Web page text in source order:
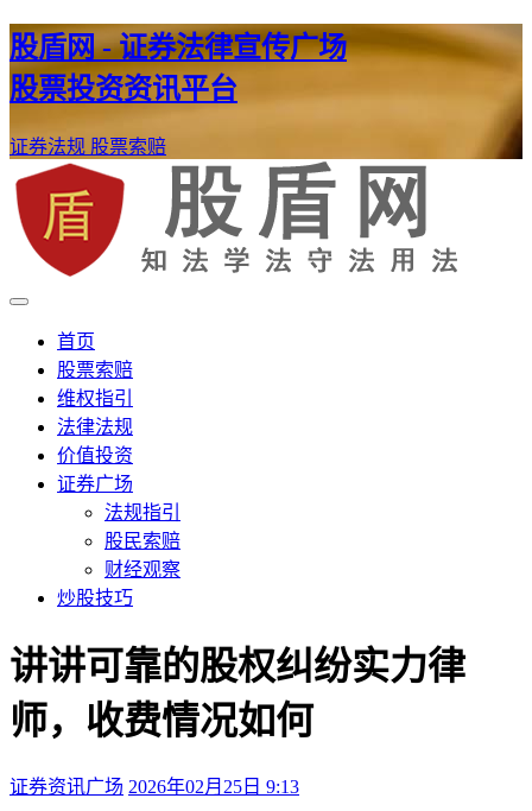
股盾网 - 证券法律宣传广场
股票投资资讯平台
证券法规 股票索赔
股盾网
证券股票维权网
首页
股票索赔
维权指引
法律法规
价值投资
证券广场
法规指引
股民索赔
财经观察
炒股技巧
讲讲可靠的股权纠纷实力律
师，收费情况如何
证券资讯广场 2026年02月25日 9:13